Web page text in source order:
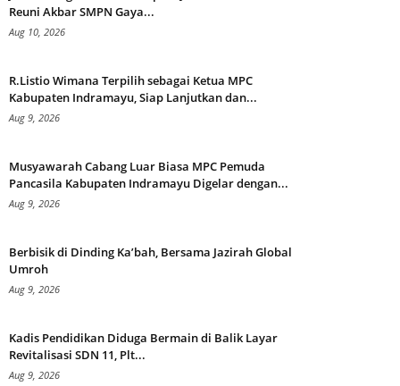
Reuni Akbar SMPN Gaya...
Aug 10, 2026
R.Listio Wimana Terpilih sebagai Ketua MPC
Kabupaten Indramayu, Siap Lanjutkan dan...
Aug 9, 2026
Musyawarah Cabang Luar Biasa MPC Pemuda
Pancasila Kabupaten Indramayu Digelar dengan...
Aug 9, 2026
Berbisik di Dinding Ka’bah, Bersama Jazirah Global
Umroh
Aug 9, 2026
Kadis Pendidikan Diduga Bermain di Balik Layar
Revitalisasi SDN 11, Plt...
Aug 9, 2026